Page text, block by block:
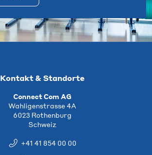
Kontakt & Standorte
Connect Com AG
Wahligenstrasse 4A
6023 Rothenburg
Schweiz
+41 41 854 00 00